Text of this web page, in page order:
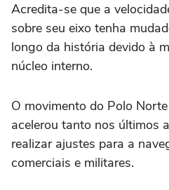
Acredita-se que a
sobre seu eixo tenha
longo da história devido à
núcleo interno.
O movimento do Polo
acelerou tanto nos últimos
realizar ajustes para a
comerciais e militares.